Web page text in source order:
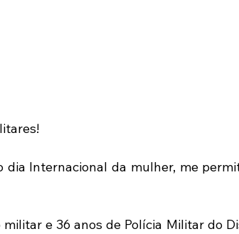
dia Internacional da mulher, me
e 36 anos de Polícia Militar do